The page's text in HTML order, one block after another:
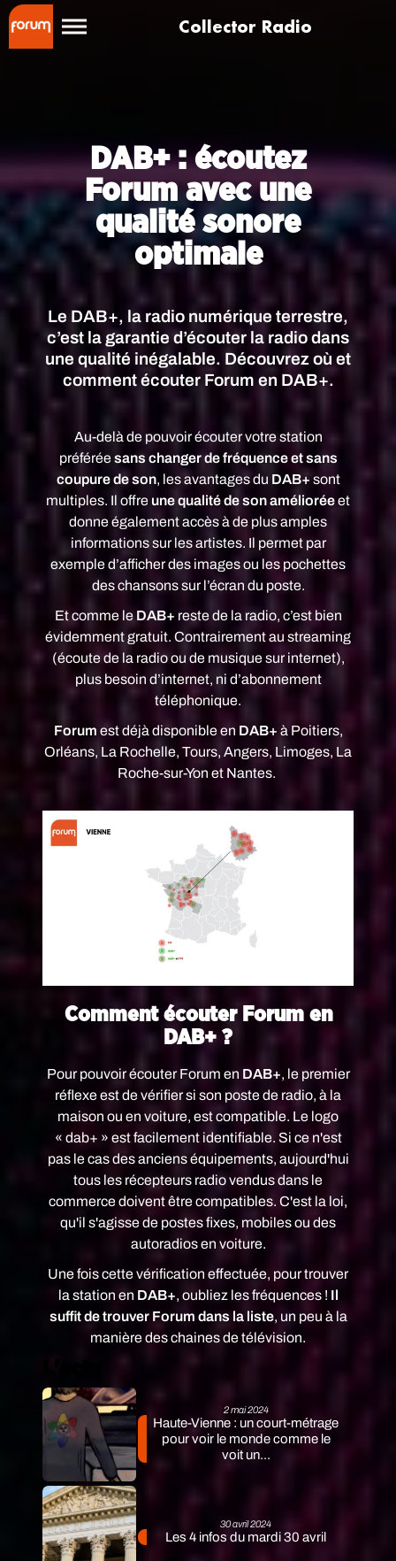
méfiance
Collector Radio
DAB+ : écoutez
Forum avec une
qualité sonore
optimale
Le DAB+, la radio numérique terrestre,
c’est la garantie d’écouter la radio dans
une qualité inégalable. Découvrez où et
comment écouter Forum en DAB+.
Au-delà de pouvoir écouter votre station
préféréesans changer de fréquence et sans
coupure de son, les avantages du DAB+ sont
multiples. Il offre une qualité de son amélioréeet
donne également accès à de plus amples
informations sur les artistes. Il permet par
exemple d’afficher des images ou les pochettes
des chansons sur l’écran du poste.
Et comme le DAB+ reste de la radio, c’est bien
évidemment gratuit. Contrairement au streaming
(écoute de la radio ou de musique sur internet),
plus besoin d’internet, ni d’abonnement
téléphonique.
Forum est déjà disponible en DAB+ à Poitiers,
Orléans, La Rochelle, Tours, Angers, Limoges, La
Roche-sur-Yon et Nantes.
Comment écouter Forum en
DAB+ ?
Pour pouvoir écouter Forum en DAB+, le premier
réflexe est de vérifier si son poste de radio, à la
maison ou en voiture, est compatible. Le logo
« dab+ » est facilement identifiable. Si ce n'est
pas le cas des anciens équipements, aujourd'hui
tous les récepteurs radio vendus dans le
commerce doivent être compatibles. C'est la loi,
qu'il s'agisse de postes fixes, mobiles ou des
autoradios en voiture.
Une fois cette vérification effectuée, pour trouver
la station en DAB+, oubliez les fréquences ! Il
suffit de trouver Forum dans la liste, un peu à la
manière des chaines de télévision.
2 mai 2024
Haute-Vienne : un court-métrage
pour voir le monde comme le
voit un...
30 avril 2024
Les 4 infos du mardi 30 avril